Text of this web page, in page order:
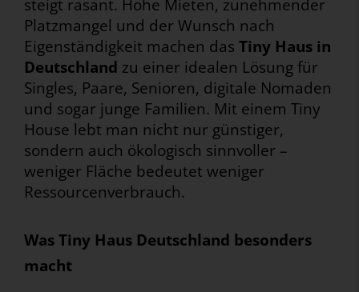
steigt rasant. Hohe Mieten, zunehmender
Platzmangel und der Wunsch nach
Eigenständigkeit machen das Tiny Haus in
Deutschland zu einer idealen Lösung für
Singles, Paare, Senioren, digitale Nomaden
und sogar junge Familien. Mit einem Tiny
House lebt man nicht nur günstiger,
sondern auch ökologisch sinnvoller –
weniger Fläche bedeutet weniger
Ressourcenverbrauch.
Was Tiny Haus Deutschland besonders
macht